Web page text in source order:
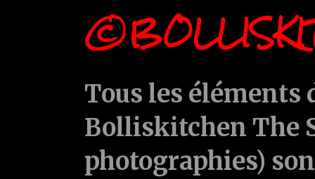
Tous les
Bolliskitchen The
photographies)